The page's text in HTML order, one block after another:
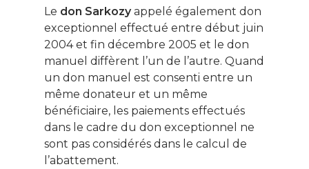
Le don Sarkozyappelé également don
exceptionnel effectué entre début juin
2004 et fin décembre 2005 et le don
manuel diffèrent l’un de l’autre. Quand
un don manuel est consenti entre un
même donateur et un même
bénéficiaire, les paiements effectués
dans le cadre du don exceptionnel ne
sont pas considérés dans le calcul de
l’abattement.
Ce contenu vous
intéresse ? Cliquez
pour vous inscrire à
newsletter !
Énergie